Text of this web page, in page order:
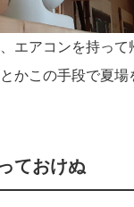
エアコンを持って
かこの手段で夏場
ておけぬ